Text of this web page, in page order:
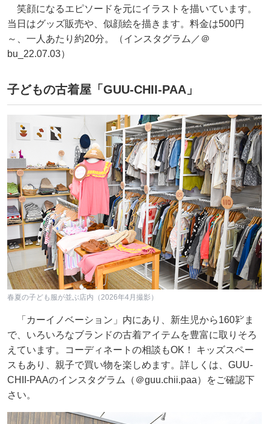
笑顔になるエピソードを元にイラストを描いています。
当日はグッズ販売や、似顔絵を描きます。料金は500円
～、一人あたり約20分。（インスタグラム／＠
bu_22.07.03）
子どもの古着屋「GUU-CHII-PAA」
春夏の子ども服が並ぶ店内（2026年4月撮影）
「カーイノベーション」内にあり、新生児から160㌢ま
で、いろいろなブランドの古着アイテムを豊富に取りそろ
えています。コーディネートの相談もOK！ キッズスペー
スもあり、親子で買い物を楽しめます。詳しくは、GUU-
CHII-PAAのインスタグラム（＠guu.chii.paa）をご確認下
さい。